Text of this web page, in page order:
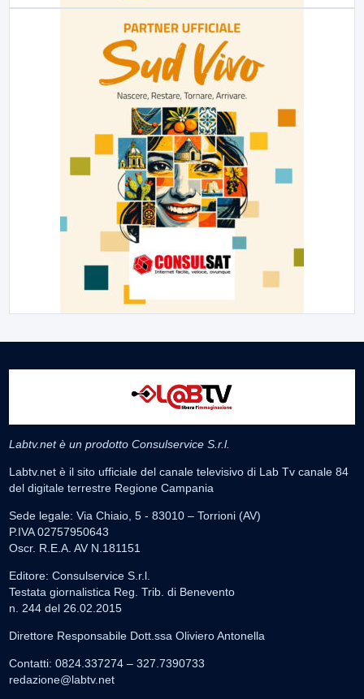
Labtv.net è un prodotto Consulservice S.r.l.
Labtv.net è il sito ufficiale del canale televisivo di Lab Tv canale 84
del digitale terrestre Regione Campania
Sede legale: Via Chiaio, 5 - 83010 – Torrioni (AV)
P.IVA 02757950643
Oscr. R.E.A. AV N.181151
Editore: Consulservice S.r.l.
Testata giornalistica Reg. Trib. di Benevento
n. 244 del 26.02.2015
Direttore Responsabile Dott.ssa Oliviero Antonella
Contatti: 0824.337274 – 327.7390733
redazione@labtv.net